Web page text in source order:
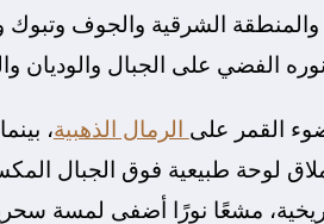
والمنطقة الشرقية والجوف
نوره الفضي على الجبال والوديان
القمر على الرمال الذهبية،
لوحة طبيعية فوق الجبال
مشعًا نورًا أضفى لمسة